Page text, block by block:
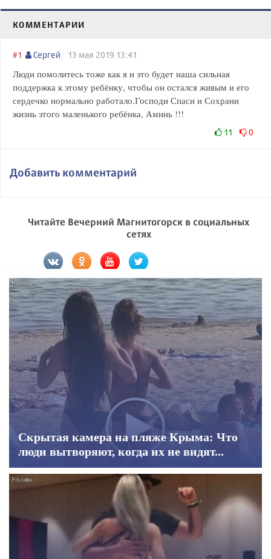
КОММЕНТАРИИ
#1 Сергей 13 мая 2019 13:41
Люди помолитесь тоже как я и это будет наша сильная
поддержка к этому ребёнку, чтобы он остался живым и его
сердечко нормально работало.Господи Спаси и Сохрани
жизнь этого маленького ребёнка, Аминь !!!
11 0
Добавить комментарий
Читайте Вечерний Магнитогорск в социальных
сетях
Скрытая камера на пляже Крыма: Что
люди вытворяют, когда их не видят...